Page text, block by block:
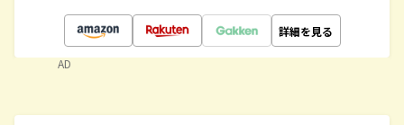
詳細を見る
AD